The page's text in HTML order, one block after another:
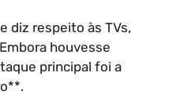
diz respeito às TVs,
houvesse
principal foi a